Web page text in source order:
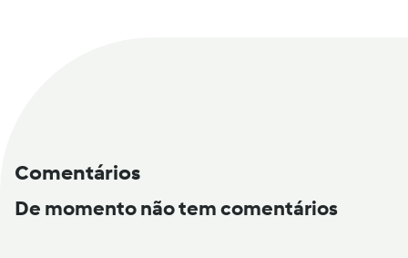
Comentários
De momento não tem comentários